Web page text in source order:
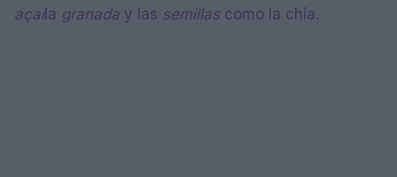
açaíla granada y las semillascomo la chía.